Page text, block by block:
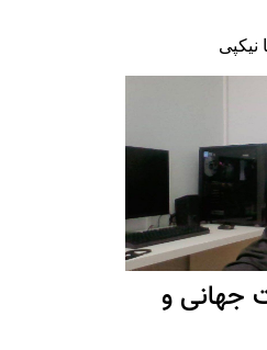
نیکپی
جهانی و